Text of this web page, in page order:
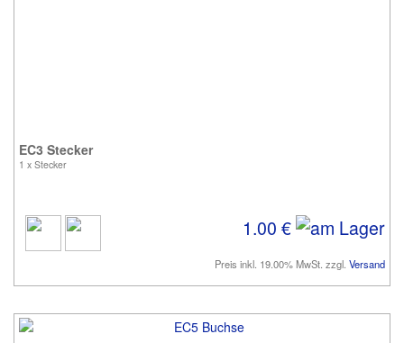
EC3 Stecker
1 x Stecker
1.00 €
Preis inkl. 19.00% MwSt. zzgl. Versand